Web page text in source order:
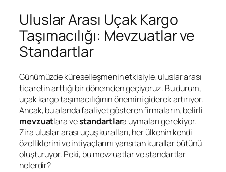
Uluslar Arası Uçak Kargo
Taşımacılığı: Mevzuatlar ve
Standartlar
Günümüzde küreselleşmenin etkisiyle, uluslar arası
ticaretin arttığı bir dönemden geçiyoruz. Bu durum,
uçak kargo taşımacılığının önemini giderek artırıyor.
Ancak, bu alanda faaliyet gösteren firmaların, belirli
mevzuatlara vestandartlara uymaları gerekiyor.
Zira uluslar arası uçuş kuralları, her ülkenin kendi
özelliklerini ve ihtiyaçlarını yansıtan kurallar bütünü
oluşturuyor. Peki, bu mevzuatlar ve standartlar
nelerdir?